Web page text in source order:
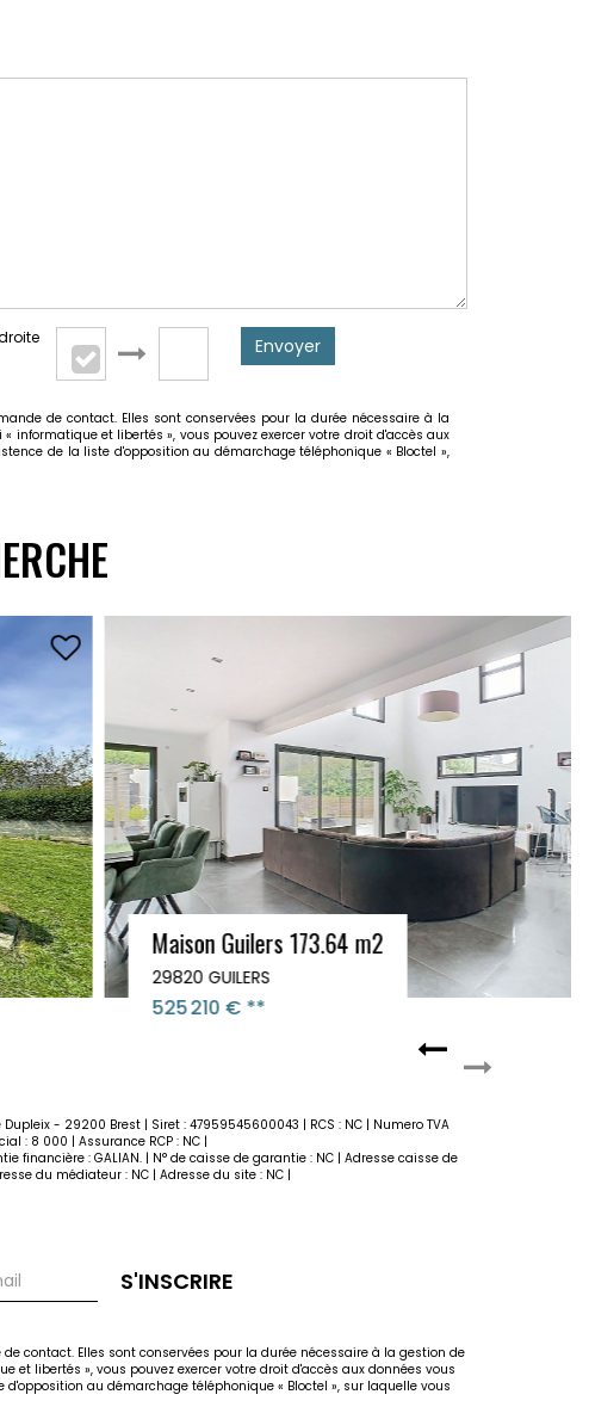
Envoyer
de contact. Elles sont conservées pour la durée nécessaire à la
et libertés », vous pouvez exercer votre droit d'accès aux
de la liste d'opposition au démarchage téléphonique « Bloctel »,
Maison Guilers 173.64 m2
29820 GUILERS
525 210 € **
Dupleix - 29200 Brest | Siret : 47959545600043 | RCS : NC | Numero TVA
: 8 000 | Assurance RCP : NC |
financière : GALIAN. | N° de caisse de garantie : NC | Adresse caisse de
du médiateur : NC | Adresse du site : NC |
S'INSCRIRE
contact. Elles sont conservées pour la durée nécessaire à la gestion de
libertés », vous pouvez exercer votre droit d'accès aux données vous
au démarchage téléphonique « Bloctel », sur laquelle vous